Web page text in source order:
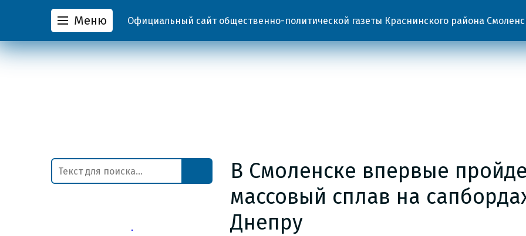
Меню Официальный сайт общественно-политической газеты Краснинского района
В Смоленске впервые
массовый сплав на
Днепру